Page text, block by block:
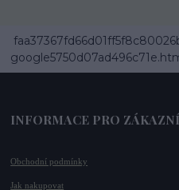
INFORMACE PRO
Obchodní podmínky
Jak nakupovat